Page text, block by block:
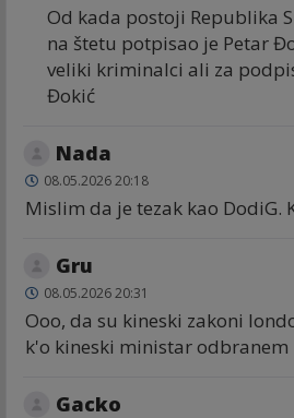
Od kada postoji Republika
na štetu potpisao je Petar
veliki kriminalci ali za
Đokić
Nada
08.05.2026 20:18
Mislim da je tezak kao DodiG.
Gru
08.05.2026 20:31
Ooo, da su kineski zakoni
k'o kineski ministar odbranem
Gacko